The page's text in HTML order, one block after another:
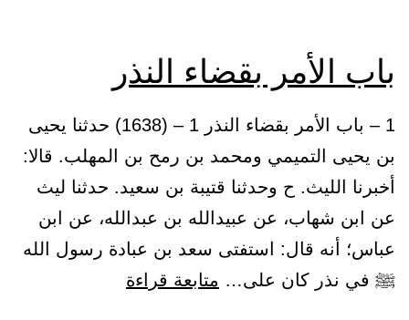
باب الأمر بقضاء النذر
1 – باب الأمر بقضاء النذر 1 – (1638) حدثنا يحيى
بن يحيى التميمي ومحمد بن رمح بن المهلب. قالا:
أخبرنا الليث. ح وحدثنا قتيبة بن سعيد. حدثنا ليث
عن ابن شهاب، عن عبيدالله بن عبدالله، عن ابن
عباس؛ أنه قال: استفتى سعد بن عبادة رسول الله
ﷺ في نذر كان على… متابعة قراءة